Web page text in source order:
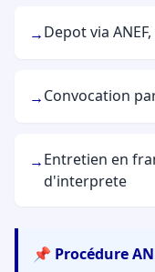
→Depot via
→Convocation
→Entretien en
d'interprete
📌 Procédure